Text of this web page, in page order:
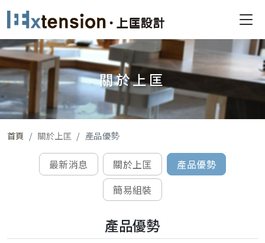
關於上匡
首頁 關於上匡 產品優勢
最新消息 關於上匡
產品優勢
簡易組裝
產品優勢